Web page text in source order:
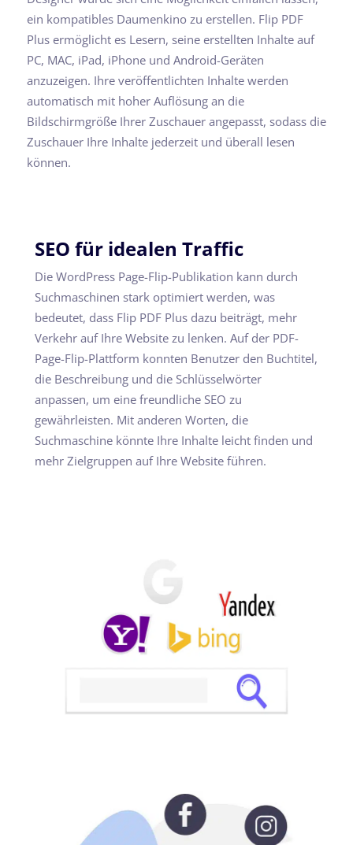
ein kompatibles Daumenkino zu erstellen. Flip PDF
Plus ermöglicht es Lesern, seine erstellten Inhalte auf
PC, MAC, iPad, iPhone und Android-Geräten
anzuzeigen. Ihre veröffentlichten Inhalte werden
automatisch mit hoher Auflösung an die
Bildschirmgröße Ihrer Zuschauer angepasst, sodass die
Zuschauer Ihre Inhalte jederzeit und überall lesen
können.
SEO für idealen Traffic
Die WordPress Page-Flip-Publikation kann durch
Suchmaschinen stark optimiert werden, was
bedeutet, dass Flip PDF Plus dazu beiträgt, mehr
Verkehr auf Ihre Website zu lenken. Auf der PDF-
Page-Flip-Plattform konnten Benutzer den Buchtitel,
die Beschreibung und die Schlüsselwörter
anpassen, um eine freundliche SEO zu
gewährleisten. Mit anderen Worten, die
Suchmaschine könnte Ihre Inhalte leicht finden und
mehr Zielgruppen auf Ihre Website führen.